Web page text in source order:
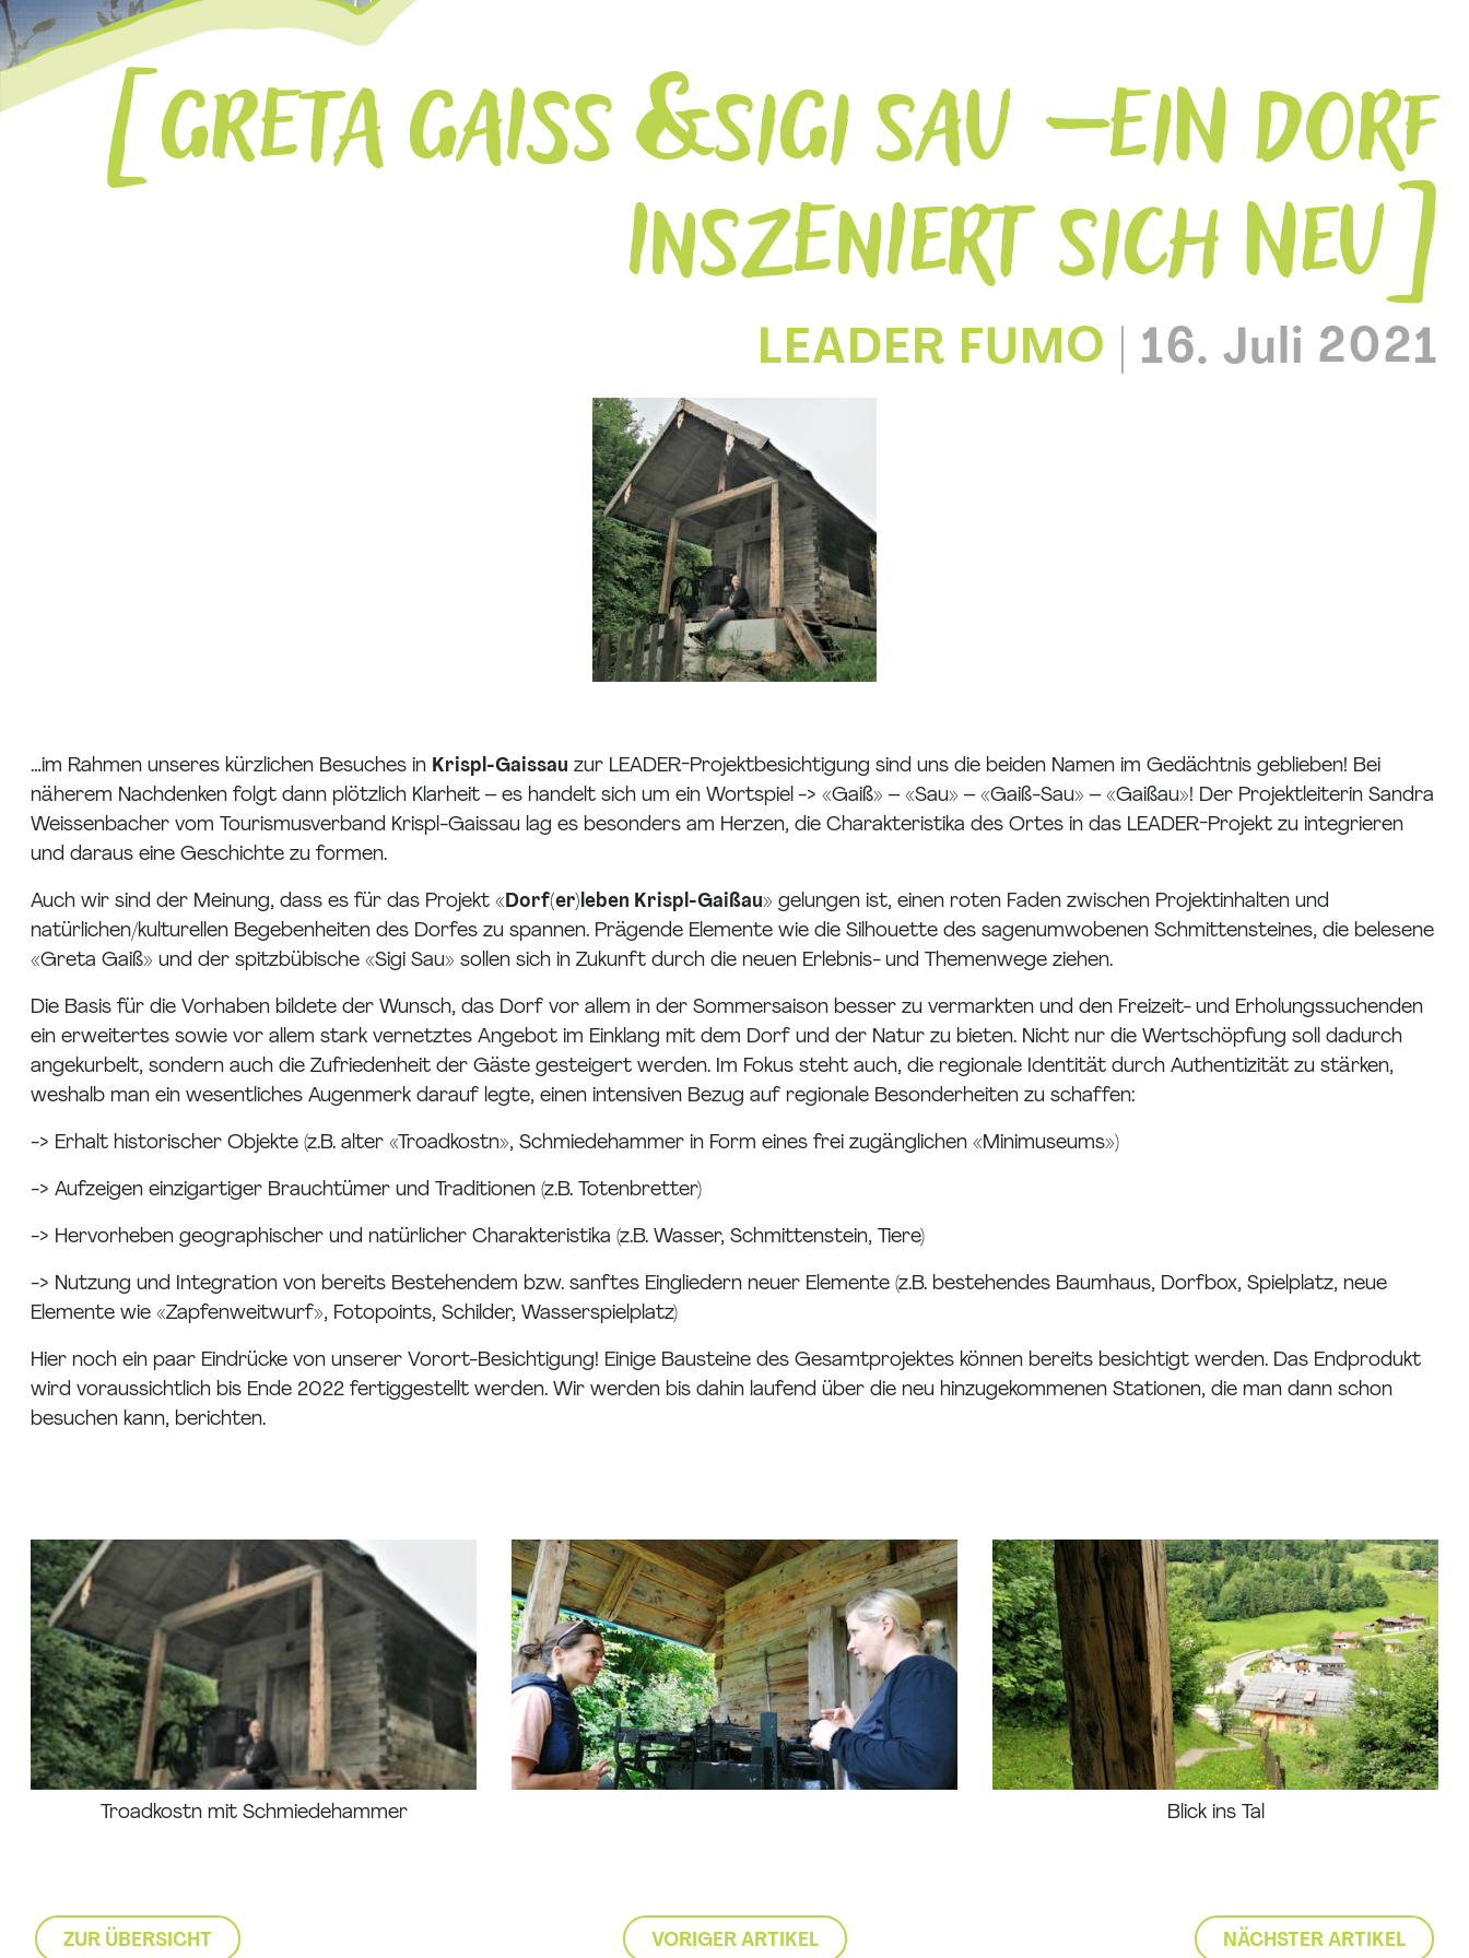
GRETA GAISS & SIGI SAU – EIN DORF
INSZENIERT SICH NEU
LEADER FUMO 16. Juli 2021
…im Rahmen unseres kürzlichen Besuches in Krispl-Gaissau zur LEADER-Projektbesichtigung sind uns die beiden Namen im Gedächtnis geblieben! Bei
näherem Nachdenken folgt dann plötzlich Klarheit – es handelt sich um ein Wortspiel -> «Gaiß» – «Sau» – «Gaiß-Sau» – «Gaißau»! Der Projektleiterin Sandra
Weissenbacher vom Tourismusverband Krispl-Gaissau lag es besonders am Herzen, die Charakteristika des Ortes in das LEADER-Projekt zu integrieren
und daraus eine Geschichte zu formen.
Auch wir sind der Meinung, dass es für das Projekt « Dorf(er)leben Krispl-Gaißau» gelungen ist, einen roten Faden zwischen Projektinhalten und
natürlichen/kulturellen Begebenheiten des Dorfes zu spannen. Prägende Elemente wie die Silhouette des sagenumwobenen Schmittensteines, die belesene
«Greta Gaiß» und der spitzbübische «Sigi Sau» sollen sich in Zukunft durch die neuen Erlebnis- und Themenwege ziehen.
Die Basis für die Vorhaben bildete der Wunsch, das Dorf vor allem in der Sommersaison besser zu vermarkten und den Freizeit- und Erholungssuchenden
ein erweitertes sowie vor allem stark vernetztes Angebot im Einklang mit dem Dorf und der Natur zu bieten. Nicht nur die Wertschöpfung soll dadurch
angekurbelt, sondern auch die Zufriedenheit der Gäste gesteigert werden. Im Fokus steht auch, die regionale Identität durch Authentizität zu stärken,
weshalb man ein wesentliches Augenmerk darauf legte, einen intensiven Bezug auf regionale Besonderheiten zu schaffen:
-> Erhalt historischer Objekte (z.B. alter «Troadkostn», Schmiedehammer in Form eines frei zugänglichen «Minimuseums»)
-> Aufzeigen einzigartiger Brauchtümer und Traditionen (z.B. Totenbretter)
-> Hervorheben geographischer und natürlicher Charakteristika (z.B. Wasser, Schmittenstein, Tiere)
-> Nutzung und Integration von bereits Bestehendem bzw. sanftes Eingliedern neuer Elemente (z.B. bestehendes Baumhaus, Dorfbox, Spielplatz, neue
Elemente wie «Zapfenweitwurf», Fotopoints, Schilder, Wasserspielplatz)
Hier noch ein paar Eindrücke von unserer Vorort-Besichtigung! Einige Bausteine des Gesamtprojektes können bereits besichtigt werden. Das Endprodukt
wird voraussichtlich bis Ende 2022 fertiggestellt werden. Wir werden bis dahin laufend über die neu hinzugekommenen Stationen, die man dann schon
besuchen kann, berichten.
Troadkostn mit Schmiedehammer Blick ins Tal
ZUR ÜBERSICHT VORIGER ARTIKEL NÄCHSTER ARTIKEL